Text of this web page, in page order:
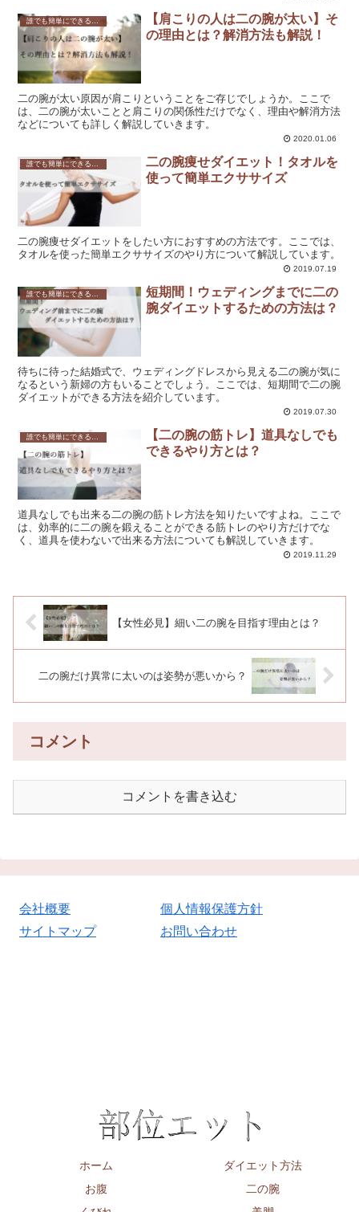
誰でも簡単にできる！効果的な二の腕のダイエット方法とは？
【肩こりの人は二の腕が太い】そ
の理由とは？解消方法も解説！
二の腕が太い原因が肩こりということをご存じでしょうか。ここで
は、二の腕が太いことと肩こりの関係性だけでなく、理由や解消方法
などについても詳しく解説していきます。
2020.01.06
誰でも簡単にできる！効果的な二の腕のダイエット方法とは？
二の腕痩せダイエット！タオルを
使って簡単エクササイズ
二の腕痩せダイエットをしたい方におすすめの方法です。ここでは、
タオルを使った簡単エクササイズのやり方について解説しています。
2019.07.19
誰でも簡単にできる！効果的な二の腕のダイエット方法とは？
短期間！ウェディングまでに二の
腕ダイエットするための方法は？
待ちに待った結婚式で、ウェディングドレスから見える二の腕が気に
なるという新婦の方もいることでしょう。ここでは、短期間で二の腕
ダイエットができる方法を紹介しています。
2019.07.30
誰でも簡単にできる！効果的な二の腕のダイエット方法とは？
【二の腕の筋トレ】道具なしでも
できるやり方とは？
道具なしでも出来る二の腕の筋トレ方法を知りたいですよね。ここで
は、効率的に二の腕を鍛えることができる筋トレのやり方だけでな
く、道具を使わないで出来る方法についても解説していきます。
2019.11.29
【女性必見】細い二の腕を目指す理由とは？
二の腕だけ異常に太いのは姿勢が悪いから？
コメント
コメントを書き込む
会社概要
個人情報保護方針
サイトマップ
お問い合わせ
ホーム
ダイエット方法
お腹
二の腕